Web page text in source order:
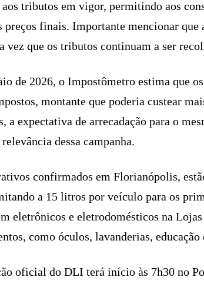
tributos em vigor, permitindo aos
preços finais. Importante mencionar
vez que os tributos continuam a ser
de 2026, o Impostômetro estima que
montante que poderia custear
a expectativa de arrecadação para o
dessa campanha.
confirmados em Florianópolis,
a 15 litros por veículo para os
eletrônicos e eletrodomésticos na
como óculos, lavanderias, educação
oficial do DLI terá início às 7h30 no